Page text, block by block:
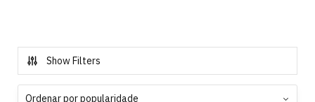
Show Filters